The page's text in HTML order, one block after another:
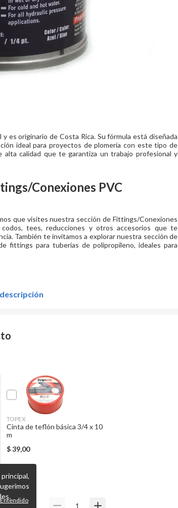
es originario de Costa Rica. Su fórmula está diseñada
ideal para proyectos de plomería con este tipo de
calidad que te garantiza un trabajo profesional y
Conexiones PVC
que visites nuestra sección de Fittings/Conexiones
tees, reducciones y otros accesorios que te
También te invitamos a explorar nuestra sección de
fittings para tuberías de polipropileno, ideales para
Entendido
TOPEX
Cinta de teflón básica 3/4 x 10
m
$39,00